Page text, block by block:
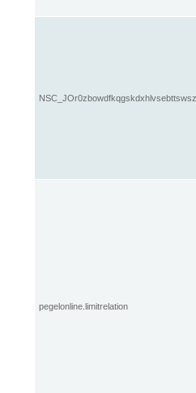
pegelonline.limitrelation